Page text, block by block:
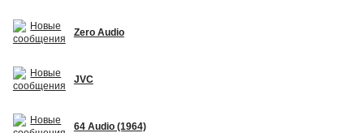
Zero Audio
JVC
64 Audio (1964)